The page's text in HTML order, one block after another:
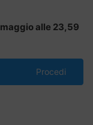
alle 23,59
Procedi